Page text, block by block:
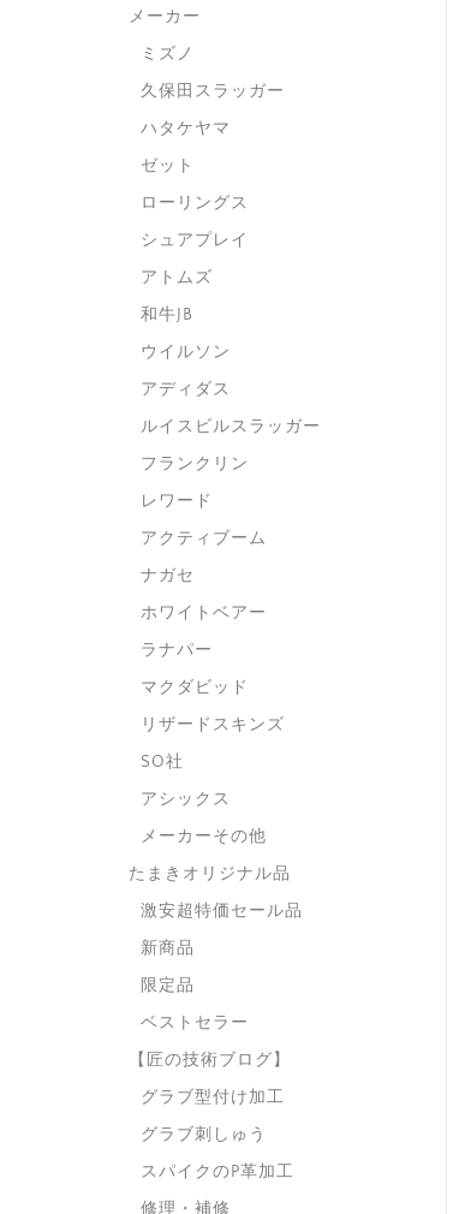
メーカー
ミズノ
久保田スラッガー
ハタケヤマ
ゼット
ローリングス
シュアプレイ
アトムズ
和牛JB
ウイルソン
アディダス
ルイスビルスラッガー
フランクリン
レワード
アクティブーム
ナガセ
ホワイトベアー
ラナパー
マクダビッド
リザードスキンズ
SO社
アシックス
メーカーその他
たまきオリジナル品
激安超特価セール品
新商品
限定品
ベストセラー
【匠の技術ブログ】
グラブ型付け加工
グラブ刺しゅう
スパイクのP革加工
修理・補修